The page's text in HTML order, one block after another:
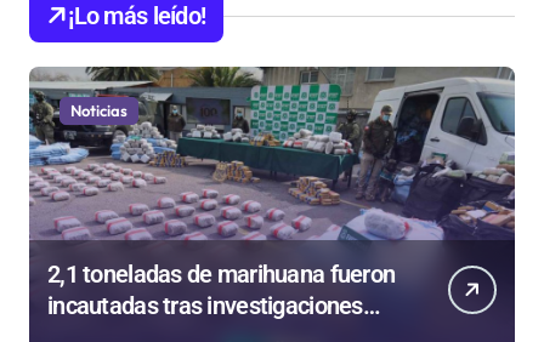
¡Lo más leído!
Noticias
2,1 toneladas de marihuana fueron
incautadas tras investigaciones